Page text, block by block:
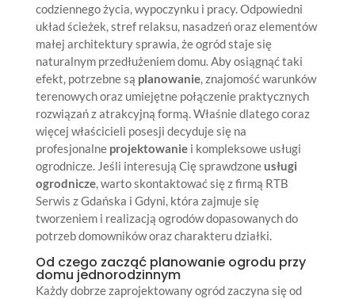
codziennego życia, wypoczynku i pracy. Odpowiedni
układ ścieżek, stref relaksu, nasadzeń oraz elementów
małej architektury sprawia, że ogród staje się
naturalnym przedłużeniem domu. Aby osiągnąć taki
efekt, potrzebne są planowanie, znajomość warunków
terenowych oraz umiejętne połączenie praktycznych
rozwiązań z atrakcyjną formą. Właśnie dlatego coraz
więcej właścicieli posesji decyduje się na
profesjonalne projektowaniei kompleksowe usługi
ogrodnicze. Jeśli interesują Cię sprawdzoneusługi
ogrodnicze, warto skontaktować się z firmą RTB
Serwis z Gdańska i Gdyni, która zajmuje się
tworzeniem i realizacją ogrodów dopasowanych do
potrzeb domowników oraz charakteru działki.
Od czego zacząć planowanie ogrodu przy
domu jednorodzinnym
Każdy dobrze zaprojektowany ogród zaczyna się od